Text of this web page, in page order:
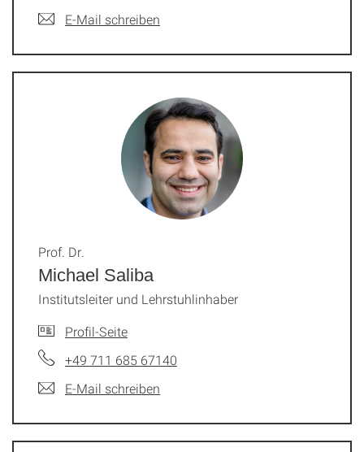
E-Mail schreiben
Michael Saliba
Prof. Dr.
Institutsleiter und Lehrstuhlinhaber
Profil-Seite
+49 711 685 67140
E-Mail schreiben